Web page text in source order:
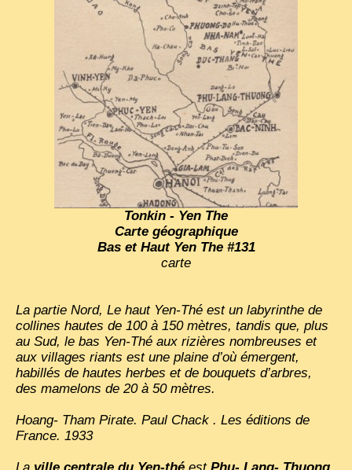
Tonkin - Yen The
Carte géographique
Bas et Haut Yen The #131
carte
La partie Nord, Le haut Yen-Thé est un labyrinthe de
collines hautes de 100 à 150 mètres, tandis que, plus
au Sud, le bas Yen-Thé aux rizières nombreuses et
aux villages riants est une plaine d’où émergent,
habillés de hautes herbes et de bouquets d’arbres,
des mamelons de 20 à 50 mètres.
Hoang- Tham Pirate. Paul Chack . Les éditions de
France. 1933